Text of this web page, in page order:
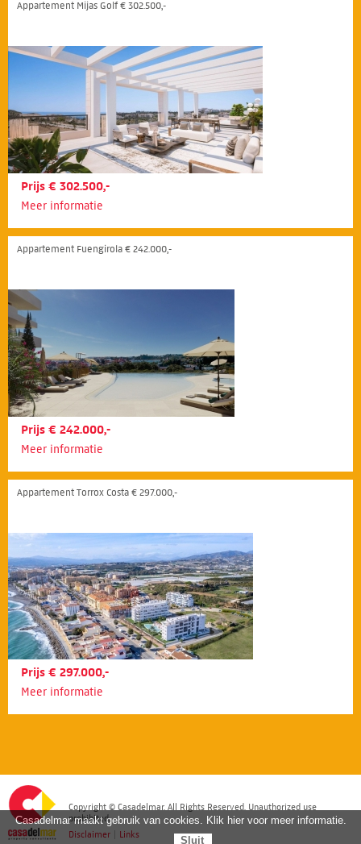
Appartement Mijas Golf € 302.500,-
Prijs € 302.500,-
Meer informatie
Appartement Fuengirola € 242.000,-
Prijs € 242.000,-
Meer informatie
Appartement Torrox Costa € 297.000,-
Prijs € 297.000,-
Meer informatie
Copyright © Casadelmar. All Rights Reserved. Unauthorized use
prohibited.
Disclaimer | Links
Casadelmar maakt gebruik van cookies. Klik hier voor meer informatie.
Sluit